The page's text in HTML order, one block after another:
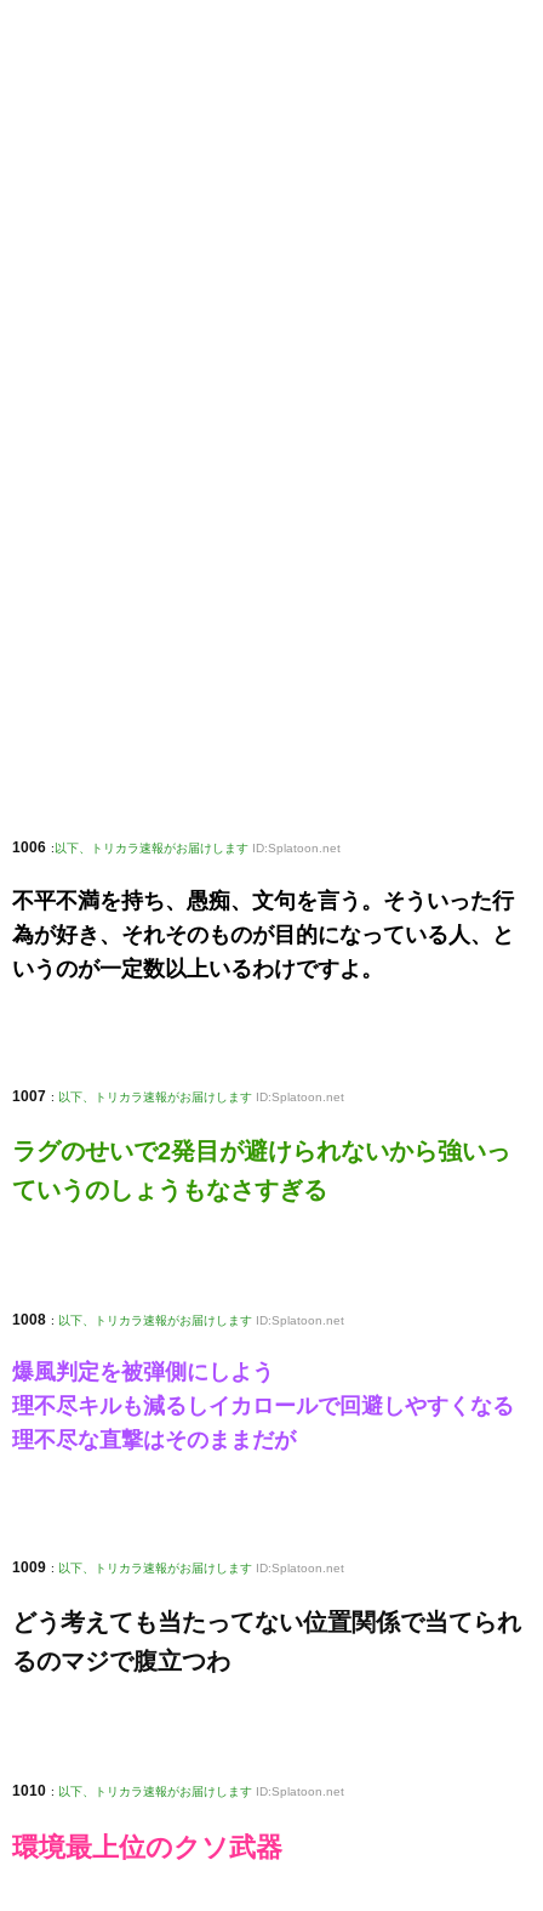
1006 :以下、トリカラ速報がお届けします ID:Splatoon.net
不平不満を持ち、愚痴、文句を言う。そういった行
為が好き、それそのものが目的になっている人、と
いうのが一定数以上いるわけですよ。
1007 : 以下、トリカラ速報がお届けします ID:Splatoon.net
ラグのせいで2発目が避けられないから強いっ
ていうのしょうもなさすぎる
1008 : 以下、トリカラ速報がお届けします ID:Splatoon.net
爆風判定を被弾側にしよう
理不尽キルも減るしイカロールで回避しやすくなる
理不尽な直撃はそのままだが
1009 : 以下、トリカラ速報がお届けします ID:Splatoon.net
どう考えても当たってない位置関係で当てられ
るのマジで腹立つわ
1010 : 以下、トリカラ速報がお届けします ID:Splatoon.net
環境最上位のクソ武器